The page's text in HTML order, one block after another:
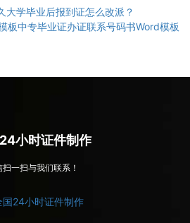
大学毕业后报到证怎么改派？
板中专毕业证办证联系号码书Word模板
小时证件制作
扫一扫与我们联系！